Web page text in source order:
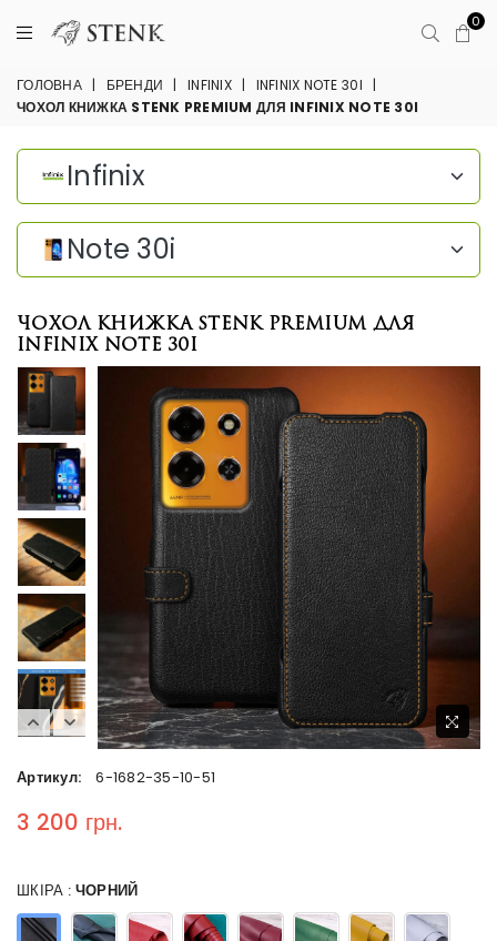
0
ГОЛОВНА | БРЕНДИ | INFINIX | INFINIX NOTE 30I
|
ЧОХОЛ КНИЖКА STENK PREMIUM ДЛЯ INFINIX NOTE 30I
Чохол книжка Stenk Premium для
Infinix Note 30i
Infinix
Note 30i
Артикул: 6-1682-35-10-51
Regular price
3 200 грн.
ШКІРА : ЧОРНИЙ